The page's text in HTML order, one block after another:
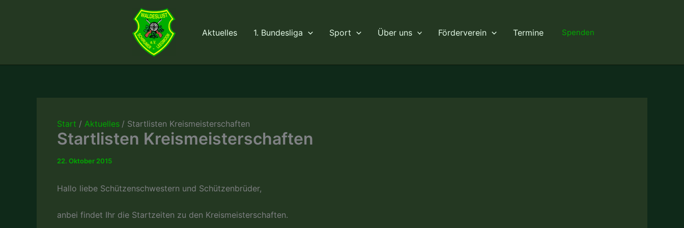
Aktuelles 1. Bundesliga Sport Über uns Förderverein Termine Spenden
Start Aktuelles Startlisten Kreismeisterschaften
Startlisten Kreismeisterschaften
22. Oktober 2015
Hallo liebe Schützenschwestern und Schützenbrüder,
anbei findet Ihr die Startzeiten zu den Kreismeisterschaften.